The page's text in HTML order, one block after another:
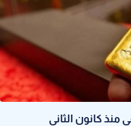
كانون الثاني